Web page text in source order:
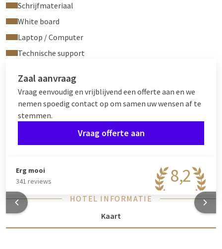
Schrijfmateriaal
White board
Laptop / Computer
Technische support
Zaal aanvraag
Vraag eenvoudig en vrijblijvend een offerte aan en we
nemen spoedig contact op om samen uw wensen af te
stemmen.
Vraag offerte aan
8,2
Erg mooi
341 reviews
HOTEL INFORMATIE
Kaart